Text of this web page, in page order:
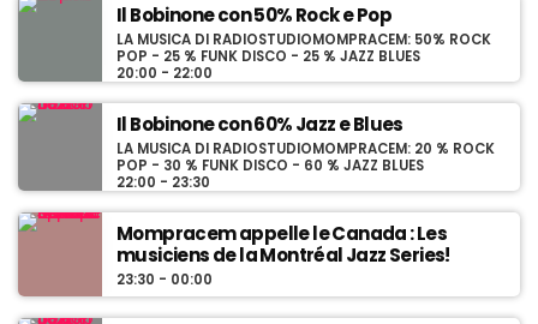
Il Bobinone con 50% Rock e Pop
LA MUSICA DI RADIOSTUDIOMOMPRACEM: 50% ROCK
POP - 25 % FUNK DISCO - 25 % JAZZ BLUES
20:00 - 22:00
Il Bobinone con 60% Jazz e Blues
LA MUSICA DI RADIOSTUDIOMOMPRACEM: 20 % ROCK
POP - 30 % FUNK DISCO - 60 % JAZZ BLUES
22:00 - 23:30
Mompracem appelle le Canada : Les
musiciens de la Montréal Jazz Series!
23:30 - 00:00